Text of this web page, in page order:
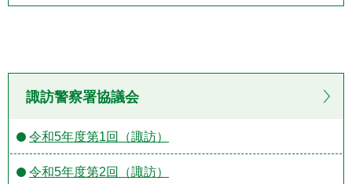
諏訪警察署協議会
令和5年度第1回（諏訪）
令和5年度第2回（諏訪）